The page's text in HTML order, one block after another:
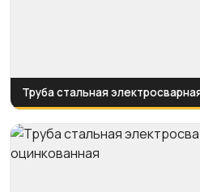
Труба стальная